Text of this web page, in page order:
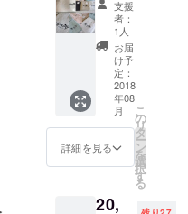
によりオリ
ンピック代
表ならず。
■2013年東南
アジア大会
（ミャン
マー）に出
場し2時間32
分54(4位)カ
位。■2014年
ディ
ナー
Plus
WAGYU
MAFIA
、トー
クセッ
ショ
ン、
フット
ス
コラボ
限定商
品！ ホ
リエモ
ン祭り
オリジ
ナルバ
スタオ
ルと
フェイ
スタオ
ルの
を3セッ
支援
者：
1人
お届
け予
定：
2018
年08
月
詳細を見る
こ
の
リ
タ
ー
ン
を
選
択
す
る
20,